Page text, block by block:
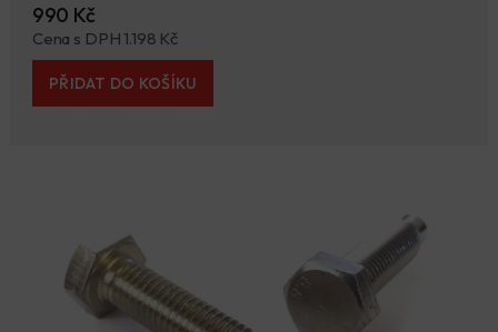
990 Kč
Cena s DPH 1.198 Kč
PŘIDAT DO KOŠÍKU